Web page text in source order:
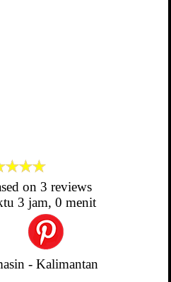
on 3 reviews
3 jam, 0 menit
- Kalimantan